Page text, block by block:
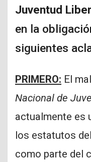
Juventud
en la
siguientes
PRIMERO: El
Nacional de
actualmente es
los estatutos
como parte del